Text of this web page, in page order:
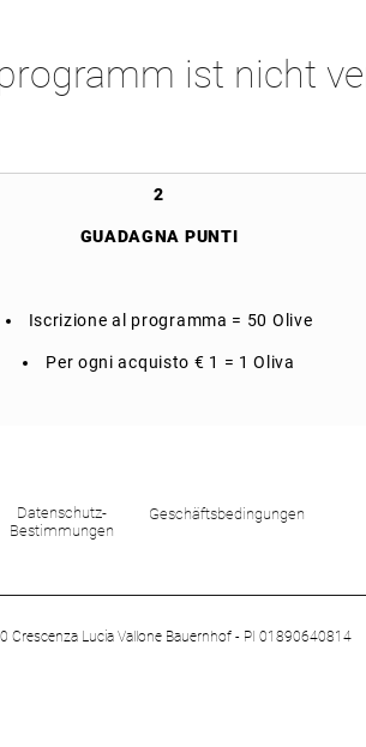
ist nicht
2
GUADAGNA PUNTI
Iscrizione al programma = 50 Olive
Per ogni acquisto € 1 = 1 Oliva
Datenschutz-
Bestimmungen
Geschäftsbedingungen
Crescenza Lucia Vallone Bauernhof - PI 01890640814